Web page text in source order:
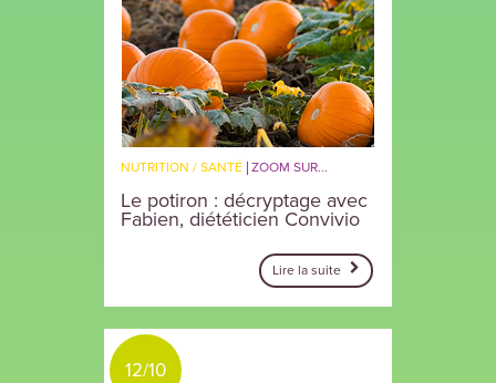
NUTRITION / SANTÉ ZOOM SUR...
Le potiron : décryptage avec
Fabien, diététicien Convivio
Lire la suite
12/10